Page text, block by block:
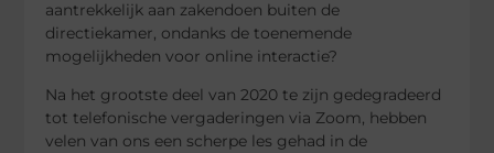
aantrekkelijk aan zakendoen buiten de
directiekamer, ondanks de toenemende
mogelijkheden voor online interactie?
Na het grootste deel van 2020 te zijn gedegradeerd
tot telefonische vergaderingen via Zoom, hebben
velen van ons een scherpe les gehad in de